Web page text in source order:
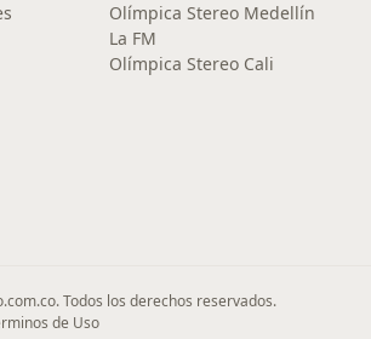
Olímpica Stereo Medellín
La FM
Olímpica Stereo Cali
Todos los derechos reservados.
de Uso